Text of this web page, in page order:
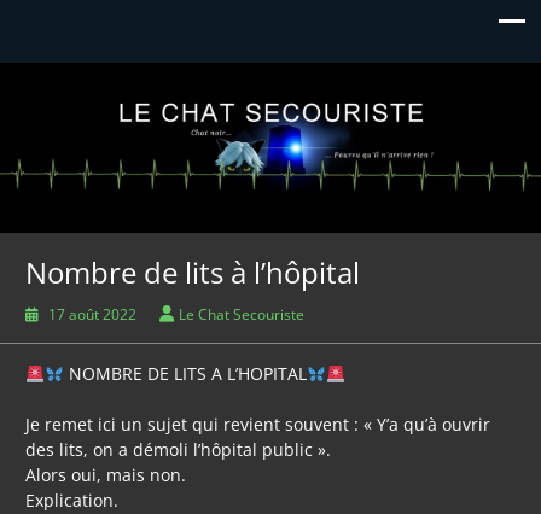
Le Chat Secouriste
Chat Noir… Pourvu qu'il n'arrive rien
Nombre de lits à l’hôpital
17 août 2022 Le Chat Secouriste
NOMBRE DE LITS A L’HOPITAL
Je remet ici un sujet qui revient souvent : « Y’a qu’à ouvrir
des lits, on a démoli l’hôpital public ».
Alors oui, mais non.
Explication.